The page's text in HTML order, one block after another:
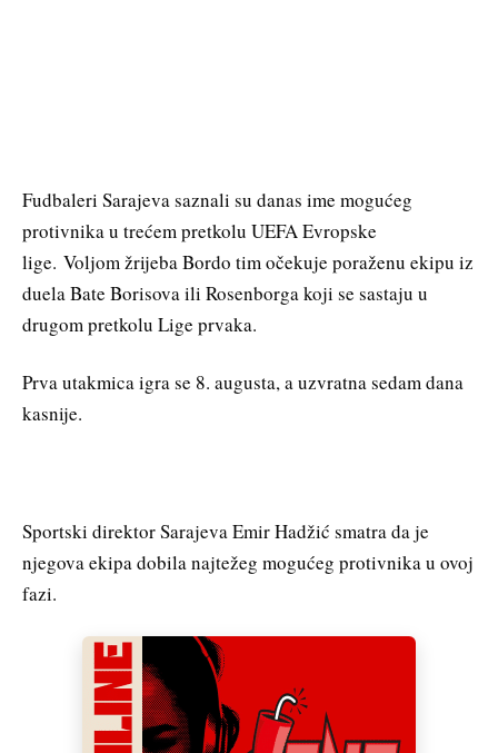
Fudbaleri Sarajeva saznali su danas ime mogućeg
protivnika u trećem pretkolu UEFA Evropske
lige. Voljom žrijeba Bordo tim očekuje poraženu ekipu iz
duela Bate Borisova ili Rosenborga koji se sastaju u
drugom pretkolu Lige prvaka.
Prva utakmica igra se 8. augusta, a uzvratna sedam dana
kasnije.
Sportski direktor Sarajeva Emir Hadžić smatra da je
njegova ekipa dobila najtežeg mogućeg protivnika u ovoj
fazi.